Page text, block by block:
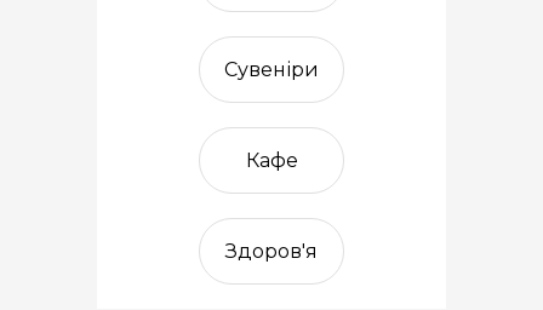
Сувеніри
Кафе
Здоров'я